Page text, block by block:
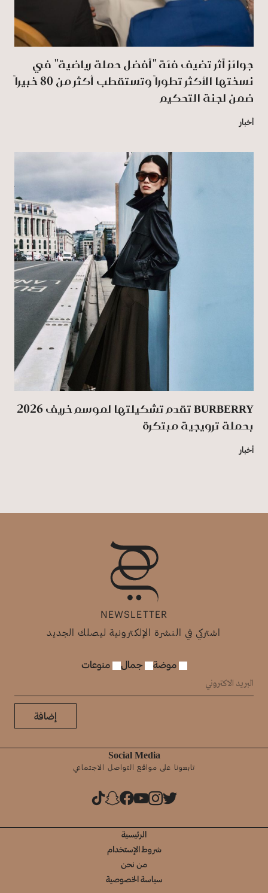
جوائز أثر تضيف فئة "أفضل حملة رياضية" في
نسختها الأكثر تطوراً وتستقطب أكثر من 80 خبيراً
ضمن لجنة التحكيم
أخبار
BURBERRY تقدم تشكيلتها لموسم خريف 2026
بحملة ترويجية مبتكرة
أخبار
NEWSLETTER
اشتركي في النشرة الإلكترونية ليصلك الجديد
موضة جمال منوعات
إضافة
Social Media
تابعونا على مواقع التواصل الاجتماعي
الرئيسية
شروط الإستخدام
من نحن
سياسة الخصوصية